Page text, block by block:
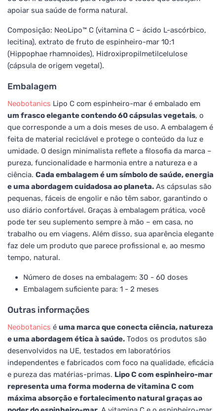
apoiar sua saúde de forma natural.
Composição: NeoLipo™ C (vitamina C – ácido L-ascórbico,
lecitina), extrato de fruto de espinheiro-mar 10:1
(Hippophae rhamnoides), Hidroxipropilmetilcelulose
(cápsula de origem vegetal).
Embalagem
Neobotanics Lipo C com espinheiro-mar é embalado em
um frasco elegante contendo 60 cápsulas vegetais, o
que corresponde a um a dois meses de uso. A embalagem é
feita de material reciclável e protege o conteúdo da luz e
umidade. O design minimalista reflete a filosofia da marca –
pureza, funcionalidade e harmonia entre a natureza e a
ciência. Cada embalagem é um símbolo de saúde, energia
e uma abordagem cuidadosa ao planeta. As cápsulas são
pequenas, fáceis de engolir e não têm sabor, garantindo o
uso diário confortável. Graças à embalagem prática, você
pode ter seu suplemento sempre à mão – em casa, no
trabalho ou em viagens. Além disso, sua aparência elegante
faz dele um produto que parece profissional e, ao mesmo
tempo, natural.
Número de doses na embalagem: 30 - 60 doses
Embalagem suficiente para: 1 - 2 meses
Outras informações
Neobotanics é uma marca que conecta ciência, natureza
e uma abordagem ética à saúde. Todos os produtos são
desenvolvidos na UE, testados em laboratórios
independentes e fabricados com foco na qualidade, eficácia
e pureza das matérias-primas. Lipo C com espinheiro-mar
representa uma forma moderna de vitamina C com
máxima absorção e fortalecimento natural graças ao